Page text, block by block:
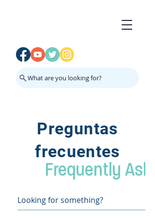
What are you looking for?
Preguntas
frecuentes
Frequently